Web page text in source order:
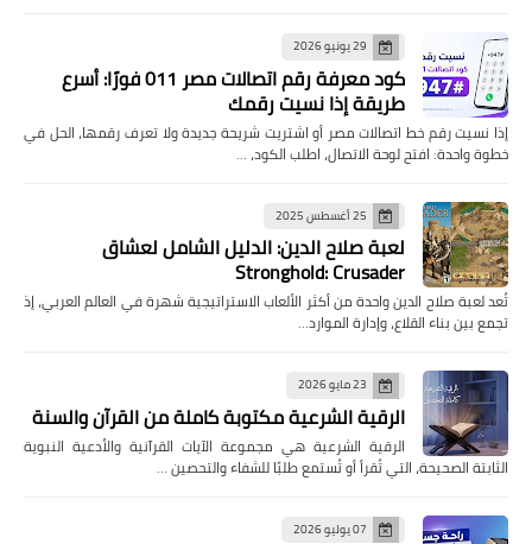
29 يونيو 2026
كود معرفة رقم اتصالات مصر 011 فورًا: أسرع
طريقة إذا نسيت رقمك
إذا نسيت رقم خط اتصالات مصر أو اشتريت شريحة جديدة ولا تعرف رقمها، الحل في
خطوة واحدة: افتح لوحة الاتصال، اطلب الكود، …
25 أغسطس 2025
لعبة صلاح الدين: الدليل الشامل لعشاق
Stronghold: Crusader
تُعد لعبة صلاح الدين واحدة من أكثر الألعاب الاستراتيجية شهرة في العالم العربي، إذ
تجمع بين بناء القلاع، وإدارة الموارد…
23 مايو 2026
الرقية الشرعية مكتوبة كاملة من القرآن والسنة
الرقية الشرعية هي مجموعة الآيات القرآنية والأدعية النبوية
الثابتة الصحيحة، التي تُقرأ أو تُستمع طلبًا للشفاء والتحصين …
07 يوليو 2026